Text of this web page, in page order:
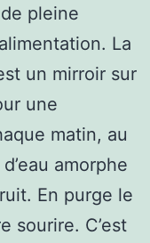
pleine
La
un mirroir sur
une
matin, au
amorphe
En purge le
sourire. C’est